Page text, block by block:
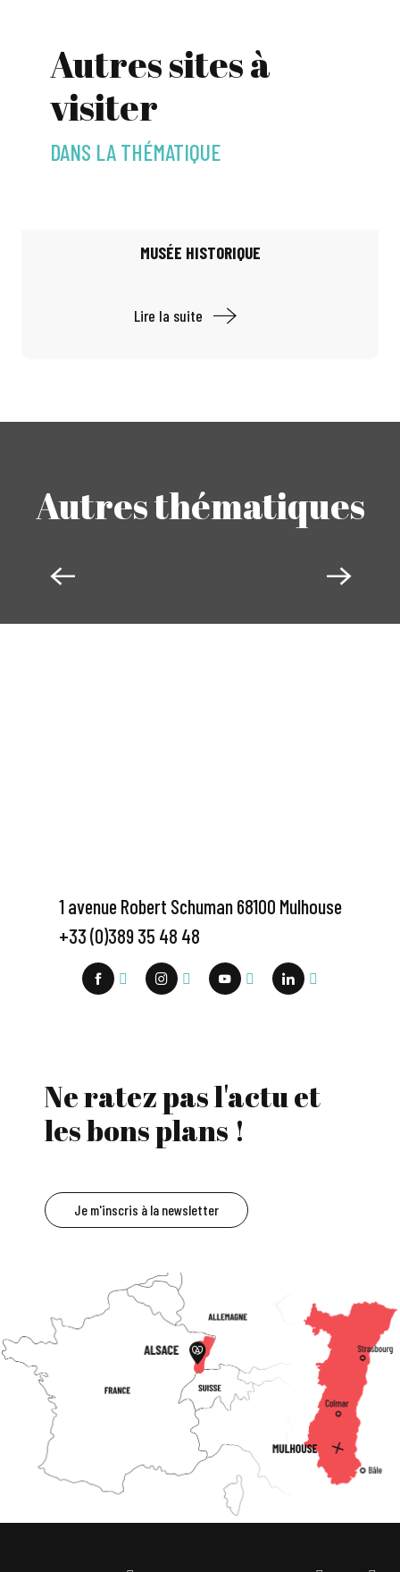
Autres sites à
visiter
DANS LA THÉMATIQUE
MUSÉE HISTORIQUE
Lire la suite
Autres thématiques
1 avenue Robert Schuman 68100 Mulhouse
+33 (0)389 35 48 48
Ne ratez pas l'actu et
les bons plans !
Je m'inscris à la newsletter